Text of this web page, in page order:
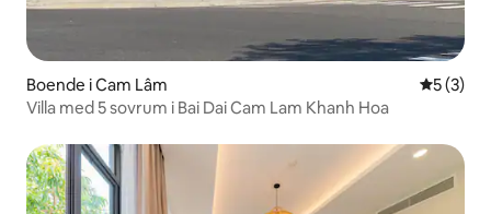
Boende i Cam Lâm 5 av 5 i
5 (3)
Villa med 5 sovrum i Bai Dai Cam Lam Khanh Hoa